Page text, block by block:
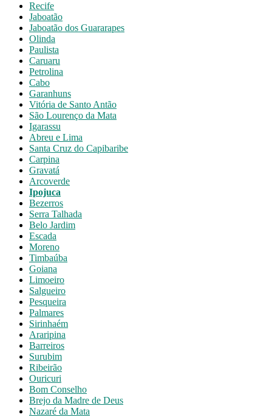
Recife
Jaboatão
Jaboatão dos Guararapes
Olinda
Paulista
Caruaru
Petrolina
Cabo
Garanhuns
Vitória de Santo Antão
São Lourenço da Mata
Igarassu
Abreu e Lima
Santa Cruz do Capibaribe
Carpina
Gravatá
Arcoverde
Ipojuca
Bezerros
Serra Talhada
Belo Jardim
Escada
Moreno
Timbaúba
Goiana
Limoeiro
Salgueiro
Pesqueira
Palmares
Sirinhaém
Araripina
Barreiros
Surubim
Ribeirão
Ouricuri
Bom Conselho
Brejo da Madre de Deus
Nazaré da Mata